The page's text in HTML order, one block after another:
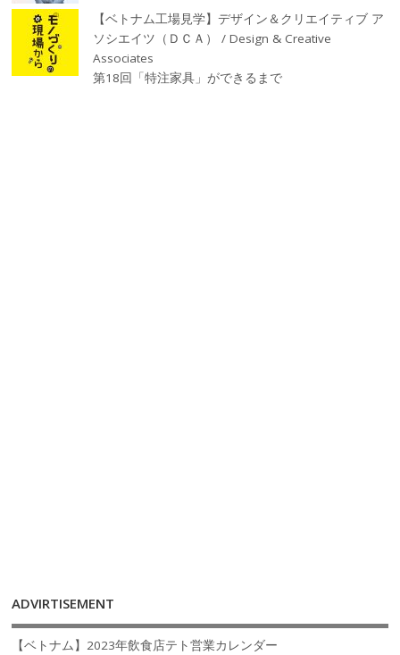
【ベトナム工場見学】デザイン＆クリエイティブ ア
ソシエイツ（ＤＣＡ） / Design & Creative
Associates
第18回「特注家具」ができるまで
ADVIRTISEMENT
【ベトナム】2023年飲食店テト営業カレンダー